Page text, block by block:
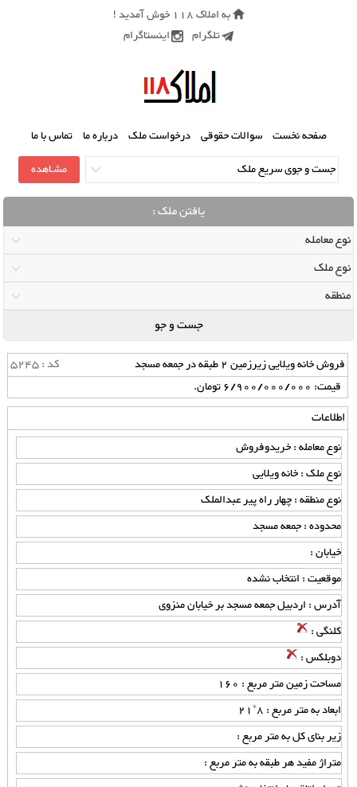
به املاک 118 خوش آمدید !
تلگرام
اینستاگرام
صفحه نخست سوالات حقوقی درخواست ملک درباره ما تماس با ما
یافتن ملک :
فروش خانه ویلایی زیرزمین 2 طبقه در جمعه مسجد کد : 5245
قیمت: 6/900/000/000 تومان.
اطلاعات
نوع معامله : خریدوفروش
نوع ملک : خانه ویلایی
نوع منطقه : چهار راه پیر عبدالملک
محدوده : جمعه مسجد
خیابان :
موقعیت : انتخاب نشده
آدرس : اردبیل جمعه مسجد بر خیابان منزوی
کلنگی :
دوبلکس :
مساحت زمین متر مربع : 160
ابعاد به متر مربع : 8*21
زیر بنای کل به متر مربع :
متراژ مفید هر طبقه به متر مربع :